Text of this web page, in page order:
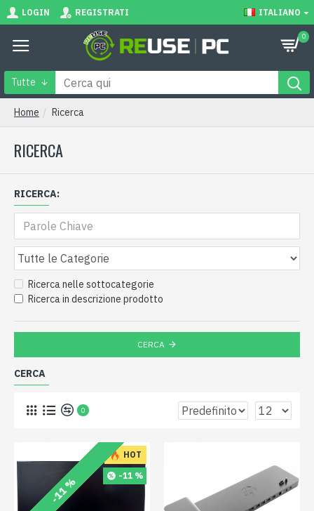
LOGIN REGISTRATI ITALIANO
0
Tutte
Home Ricerca
RICERCA
RICERCA:
Ricerca nelle sottocategorie
Ricerca in descrizione prodotto
CERCA
CERCA
0
HOT
-11 % -11 %